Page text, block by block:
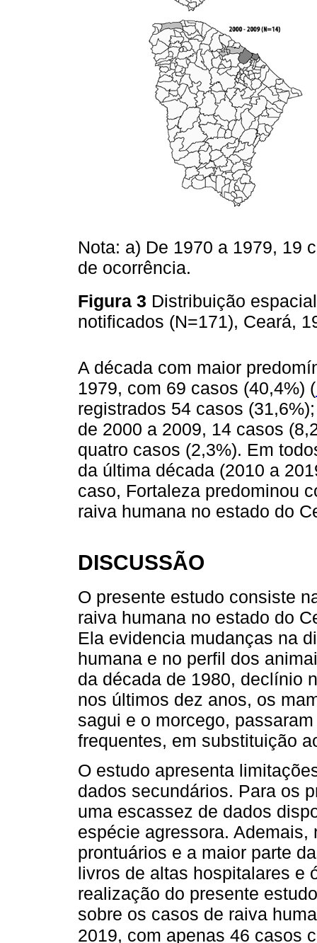
Nota: a) De 1970 a 1979, 19
de ocorrência.
Figura 3 Distribuição
notificados (N=171), Ceará,
A década com maior
1979, com 69 casos (40,4%) (
registrados 54 casos
de 2000 a 2009, 14 casos
quatro casos (2,3%). Em
da última década (2010 a
caso, Fortaleza predominou
raiva humana no estado do
DISCUSSÃO
O presente estudo consiste
raiva humana no estado do
Ela evidencia mudanças na
humana e no perfil dos
da década de 1980, declínio
nos últimos dez anos, os
sagui e o morcego,
frequentes, em substituição
O estudo apresenta
dados secundários. Para os
uma escassez de dados
espécie agressora.
prontuários e a maior parte
livros de altas hospitalares e
realização do presente
sobre os casos de raiva
2019, com apenas 46 casos